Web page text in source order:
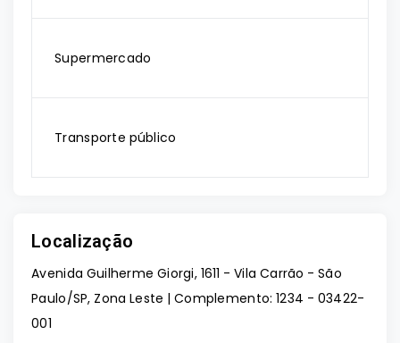
Supermercado
Transporte público
Localização
Avenida Guilherme Giorgi, 1611 - Vila Carrão - São
Paulo/SP, Zona Leste | Complemento: 1234 - 03422-
001